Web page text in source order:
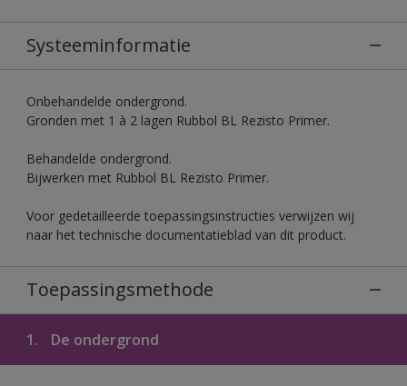
Systeeminformatie
Onbehandelde ondergrond.
Gronden met 1 à 2 lagen Rubbol BL Rezisto Primer.
Behandelde ondergrond.
Bijwerken met Rubbol BL Rezisto Primer.
Voor gedetailleerde toepassingsinstructies verwijzen wij
naar het technische documentatieblad van dit product.
Toepassingsmethode
1. De ondergrond